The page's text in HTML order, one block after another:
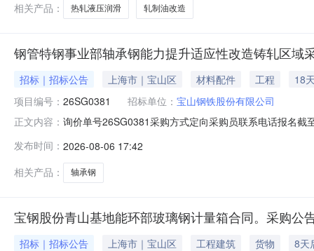
相关产品：
热轧液压润滑 轧制油改造
钢管特钢事业部轴承钢能力提升适应性改造铸轧区域
招标｜招标公告 上海市｜宝山区 材料配件 工程
18
项目编号： 26SG0381 招标单位： 宝山钢铁股份有限公司
正文内容： 询价单号26SG0381采购方式定向采购员联系电话报名
款：钢管特钢事业部轴承钢能力提升适应性改造项目铸
发布时间： 2026-08-06 17:42
相关产品：
轴承钢
宝钢股份青山基地能环部玻璃钢计量箱合同。采购公
招标｜招标公告 上海市｜宝山区 工程建筑 货物
8天